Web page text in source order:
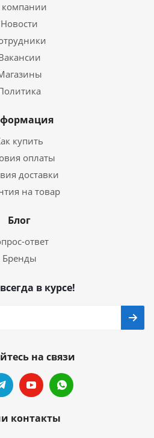
Новости
купить
оплаты
доставки
на товар
Блог
ответ
Бренды
в курсе!
на связи
контакты